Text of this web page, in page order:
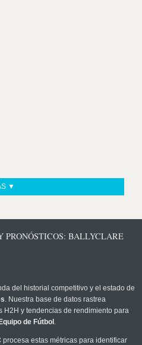
▼
BALLYCLARE
del historial competitivo y el estado de
. Nuestra base de datos rastrea
H2H y tendencias de rendimiento para
Equipo de Fútbol .
procesa estas métricas para identificar